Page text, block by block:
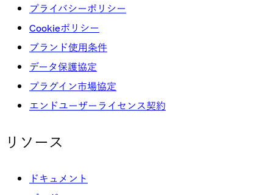
プライバシーポリシー
Cookieポリシー
ブランド使用条件
データ保護協定
プラグイン市場協定
エンドユーザーライセンス契約
リソース
ドキュメント